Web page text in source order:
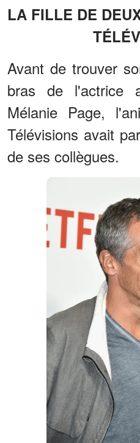
LA FILLE DE
Avant de trouver
bras de l'actrice
Mélanie Page,
Télévisions avait
de ses collègues.